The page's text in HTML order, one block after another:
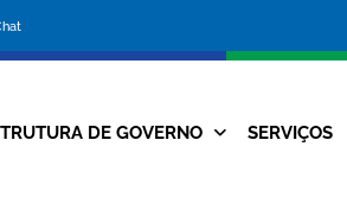
da
Prefeitura
Navegação
DE GOVERNO SERVIÇOS